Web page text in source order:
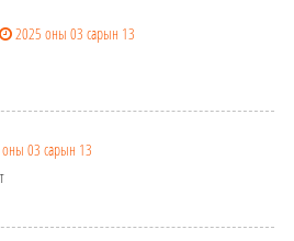
2025 оны 03 сарын 13
03 сарын 13